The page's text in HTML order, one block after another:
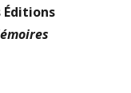
Éditions